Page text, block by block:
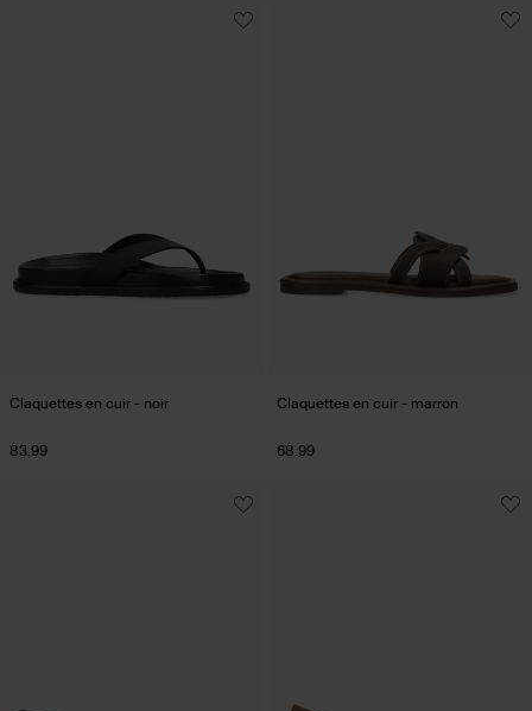
Claquettes en cuir - noir
83.99
Claquettes en cuir - marron
68.99